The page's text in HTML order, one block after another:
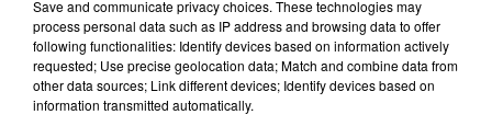
Téléphone
Souhaitez-vous recevoir notre actualité ainsi que
Save and communicate privacy choices. These technologies may
process personal data such as IP address and browsing data to offer
following functionalities: Identify devices based on information actively
requested; Use precise geolocation data; Match and combine data from
other data sources; Link different devices; Identify devices based on
information transmitted automatically.